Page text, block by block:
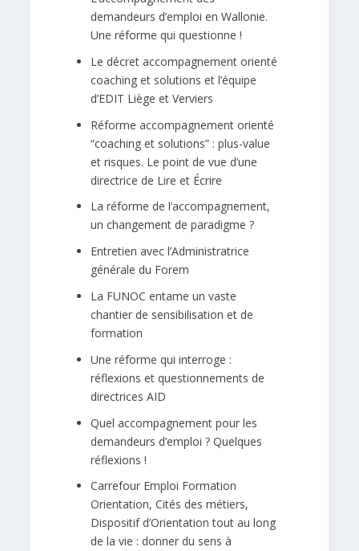
demandeurs d’emploi en Wallonie.
Une réforme qui questionne !
Le décret accompagnement orienté
coaching et solutions et l’équipe
d’EDIT Liège et Verviers
Réforme accompagnement orienté
“coaching et solutions” : plus-value
et risques. Le point de vue d’une
directrice de Lire et Écrire
La réforme de l’accompagnement,
un changement de paradigme ?
Entretien avec l’Administratrice
générale du Forem
La FUNOC entame un vaste
chantier de sensibilisation et de
formation
Une réforme qui interroge :
réflexions et questionnements de
directrices AID
Quel accompagnement pour les
demandeurs d’emploi ? Quelques
réflexions !
Carrefour Emploi Formation
Orientation, Cités des métiers,
Dispositif d’Orientation tout au long
de la vie : donner du sens à